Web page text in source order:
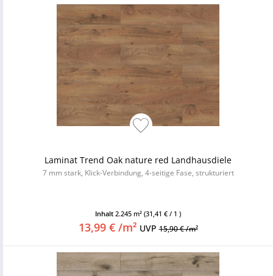
Laminat Trend Oak nature red Landhausdiele
7 mm stark, Klick-Verbindung, 4-seitige Fase, strukturiert
Inhalt 2.245 m² (31,41 € / 1 )
13,99 € /m² UVP15,90 € /m²